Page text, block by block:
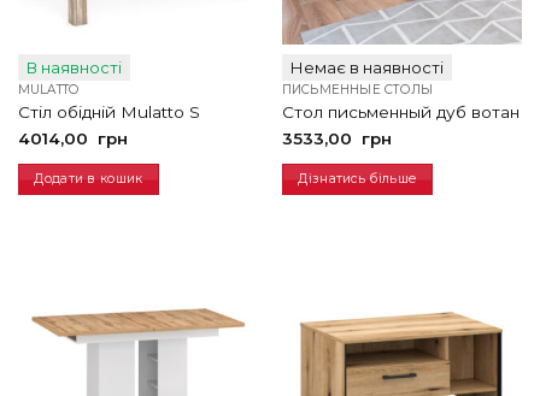
В наявності
MULATTO
Стіл обідній Mulatto S
4014,00
грн
Додати в кошик
Немає в наявності
ПИСЬМЕННЫЕ СТОЛЫ
Стол письменный дуб вотан
3533,00
грн
Дізнатись більше